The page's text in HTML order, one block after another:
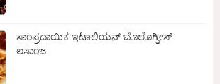
ಸಾಂಪ್ರದಾಯಿಕ ಇಟಾಲಿಯನ್ ಬೊಲೊಗ್ನೀಸ್
ಲಸಾಂಜ